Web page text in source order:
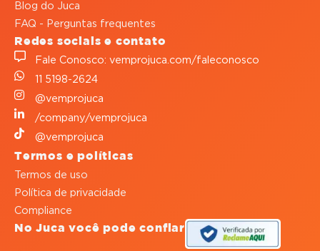
Blog do Juca
FAQ - Perguntas frequentes
Redes sociais e contato
Fale Conosco: vemprojuca.com/faleconosco
11 5198-2624
@vemprojuca
/company/vemprojuca
@vemprojuca
Termos e políticas
Termos de uso
Política de privacidade
Compliance
No Juca você pode confiar